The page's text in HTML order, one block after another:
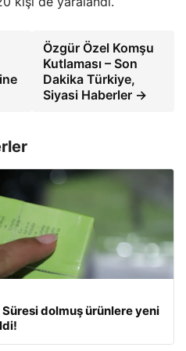
Özgür Özel Komşu
Kutlaması – Son
Dakika Türkiye,
Siyasi Haberler →
Süresi dolmuş ürünlere yeni